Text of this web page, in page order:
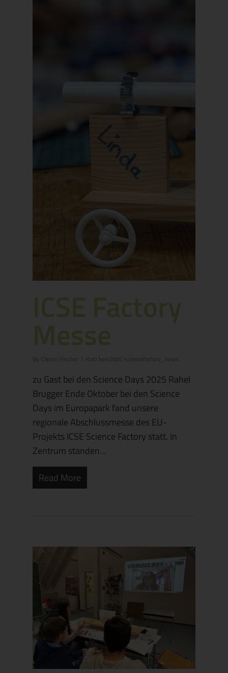
ICSE Factory
Messe
By sciencefactory_news
zu Gast bei den Science Days 2025 Rahel
Brugger Ende Oktober bei den Science
Days im Europapark fand unsere
regionale Abschlussmesse des EU-
Projekts ICSE Science Factory statt. In
Zentrum standen...
Read More